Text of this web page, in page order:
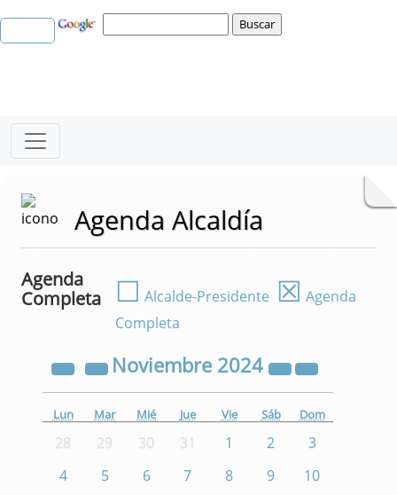
Agenda Alcaldía
Agenda
Completa
☐ Alcalde-Presidente ☒ Agenda
Completa
Noviembre 2024
Lun Mar Mié Jue Vie Sáb Dom
28 29 30 31 1 2
3
4
5 6 7 8 9
10